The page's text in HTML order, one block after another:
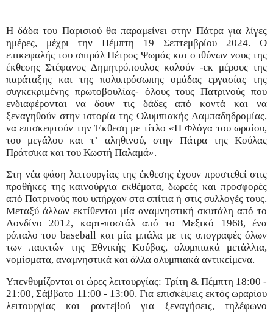
Η δάδα του Παρισιού θα παραμείνει στην Πάτρα για λίγες
ημέρες, μέχρι την Πέμπτη 19 Σεπτεμβρίου 2024. Ο
επικεφαλής του σπιράλ Πέτρος Ψωμάς και ο ιθύνων νους της
έκθεσης Στέφανος Δημητρόπουλος καλούν -εκ μέρους της
παράταξης και της πολυπρόσωπης ομάδας εργασίας της
συγκεκριμένης πρωτοβουλίας- όλους τους Πατρινούς που
ενδιαφέρονται να δουν τις δάδες από κοντά και να
ξεναγηθούν στην ιστορία της Ολυμπιακής Λαμπαδηδρομίας,
να επισκεφτούν την Έκθεση με τίτλο «Η Φλόγα του ωραίου,
του μεγάλου και τ’ αληθινού, στην Πάτρα της Κούλας
Πράτσικα και του Κωστή Παλαμά».
Στη νέα φάση λειτουργίας της έκθεσης έχουν προστεθεί στις
προθήκες της καινούργια εκθέματα, δωρεές και προσφορές
από Πατρινούς που υπήρχαν στα σπίτια ή στις συλλογές τους.
Μεταξύ άλλων εκτίθενται μία αναμνηστική σκυτάλη από το
Λονδίνο 2012, καρτ-ποστάλ από το Μεξικό 1968, ένα
ρόπαλο του baseball και μία μπάλα με τις υπογραφές όλων
των παικτών της Εθνικής Κούβας, ολυμπιακά μετάλλια,
νομίσματα, αναμνηστικά και άλλα ολυμπιακά αντικείμενα.
Υπενθυμίζονται οι ώρες λειτουργίας: Τρίτη & Πέμπτη 18:00 -
21:00, Σάββατο 11:00 - 13:00. Για επισκέψεις εκτός ωραρίου
λειτουργίας και ραντεβού για ξεναγήσεις, τηλέφωνο